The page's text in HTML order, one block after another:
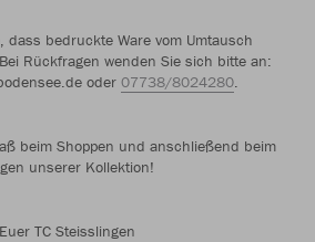
dass bedruckte Ware vom Umtausch
Rückfragen wenden Sie sich bitte an:
oder 07738/8024280.
beim Shoppen und anschließend beim
unserer Kollektion!
Euer TC Steisslingen